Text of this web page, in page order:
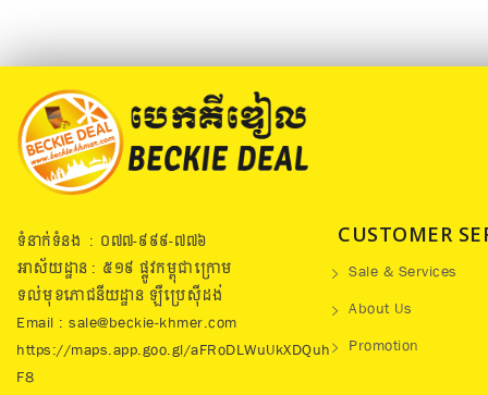
ទំនាក់ទំនង : ០៧៧​-៩៩៩-៧៧៦
អាស័យដ្ឋាន : ៥១៩​ ផ្លូវកម្ពុជាក្រោម
ទល់មុខភោជនីយដ្ឋាន ឡឺប្រេសុីដង់
Email : sale@beckie-khmer.com
https://maps.app.goo.gl/aFRoDLWuUkXDQuh
F8
CUSTOMER
Sale & Services
About Us
Promotion